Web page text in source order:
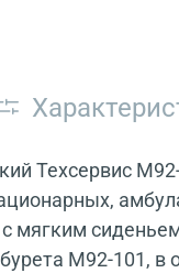
Техсервис
мягким
М92-101, в